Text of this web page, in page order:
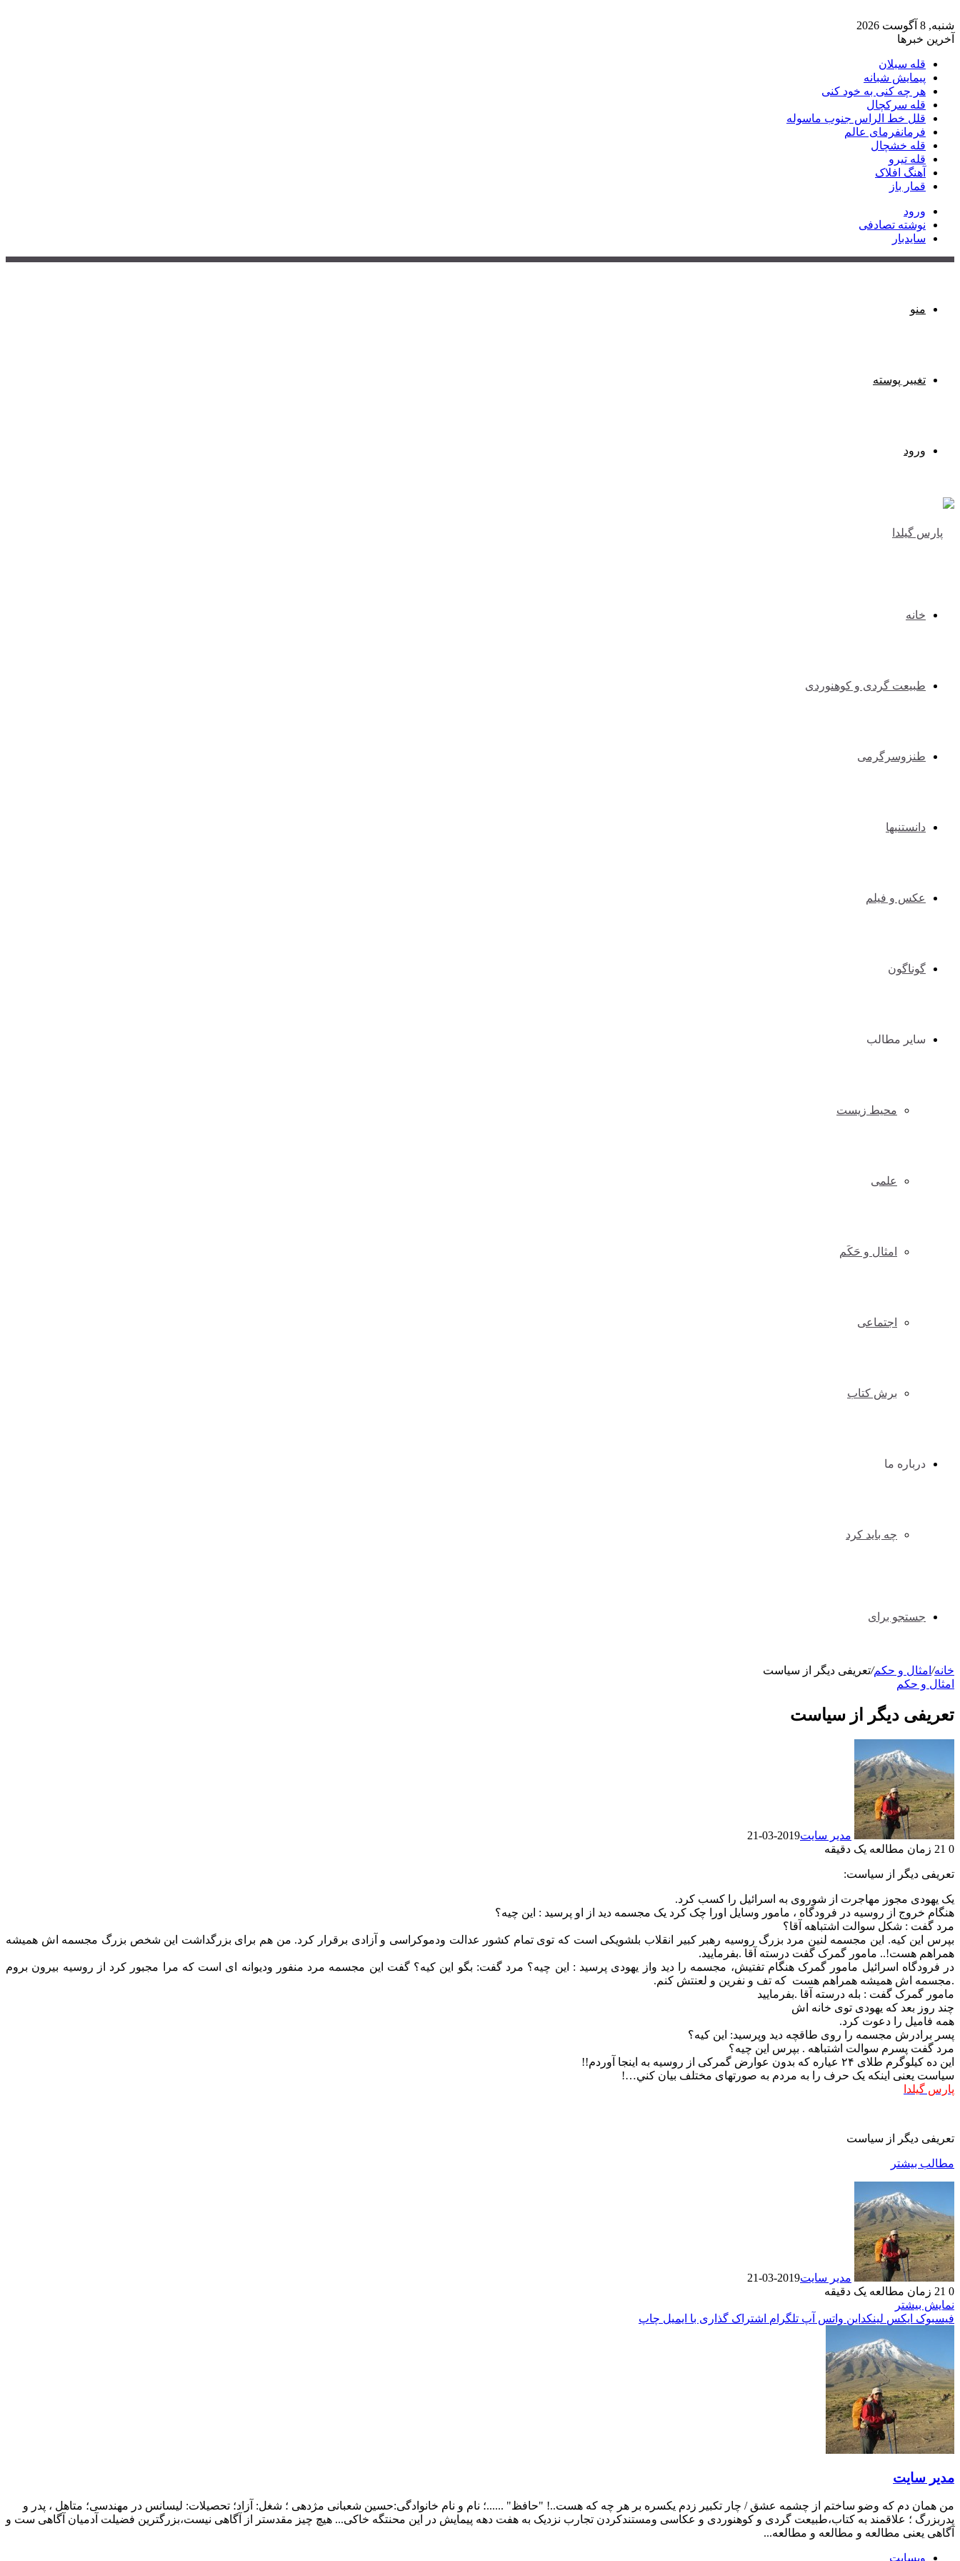
شنبه, 8 آگوست 2026
آخرین خبرها
قله سبلان
پیمایش شبانه
هر چه کنی به خود کنی
قله سرکچال
قلل خط الراس جنوب ماسوله
فرمانفرمای عالم
قله خشچال
قله تیرو
آهنگ افلاک
قمار باز
ورود
نوشته تصادفی
سایدبار
منو
تغییر پوسته
ورود
خانه
طبیعت گردی و کوهنوردی
طنزوسرگرمی
دانستنیها
عکس و فیلم
گوناگون
سایر مطالب
محیط زیست
علمی
امثال و حَکَم
اجتماعی
برش کتاب
درباره ما
چه باید کرد
جستجو برای
خانه/ امثال و حکم/تعریفی دیگر از سیاست
امثال و حکم
تعریفی دیگر از سیاست
مدیر سایت2019-03-21
0
زمان مطالعه یک دقیقه
تعریفی دیگر از سیاست:
یک یهودی مجوز مهاجرت از شوروی به اسرائیل را کسب کرد.
هنگام خروج از روسیه در فرودگاه ، مامور وسایل اورا چک کرد یک مجسمه دید از او پرسید : این چیه؟
مرد گفت : شکل سوالت اشتباهه آقا؟
بپرس این کیه. این مجسمه لنین مرد بزرگ روسیه رهبر کبیر انقلاب بلشویکی است که توی تمام کشور عدالت ودموکراسی و آزادی برقرار کرد. من هم برای بزرگداشت این شخص بزرگ مجسمه اش همیشه
همراهم هست!.. مامور گمرک گفت درسته آقا .بفرمایید.
در فرودگاه اسرائیل مامور گمرک هنگام تفتیش، مجسمه را دید واز یهودی پرسید : این چیه؟ مرد گفت: بگو این کیه؟ گفت این مجسمه مرد منفور ودیوانه ای است که مرا مجبور کرد از روسیه بیرون بروم
.مجسمه اش همیشه همراهم هست که تف و نفرین و لعنتش کنم.
مامور گمرک گفت : بله درسته آقا .بفرمایید
چند روز بعد که یهودی توی خانه اش
همه فامیل را دعوت کرد.
پسر برادرش مجسمه را روی طاقچه دید وپرسید: این کیه؟
مرد گفت پسرم سوالت اشتباهه . بپرس این چیه؟
این ده کیلوگرم طلای ۲۴ عیاره که بدون عوارض گمرکی از روسیه به اینجا آوردم!!
سیاست یعنی اینکه یک حرف را به مردم به صورتهای مختلف بیان کني…!
پارس گیلدا
تعریفی دیگر از سیاست
مطالب بیشتر
مدیر سایت2019-03-21
0
زمان مطالعه یک دقیقه
نمایش بیشتر
فیسبوک ایکس لینکداین واتس آپ تلگرام اشتراک گذاری با ایمیل چاپ
مدیر سایت
من همان دم که وضو ساختم از چشمه عشق / چار تکبیر زدم یکسره بر هر چه که هست..! "حافظ" ......؛ نام و نام خانوادگی:حسین شعبانی مژدهی ؛ شغل: آزاد؛ تحصیلات: لیسانس در مهندسی؛ متاهل ، پدر و
پدربزرگ ؛ علاقمند به کتاب،طبیعت گردی و کوهنوردی و عکاسی ومستندکردن تجارب نزدیک به هفت دهه پیمایش در این محنتگه خاکی... هیچ چیز مقدستر از آگاهی نیست،بزرگترین فضیلت آدمیان آگاهی ست و
آگاهی یعنی مطالعه و مطالعه و مطالعه...
وبسایت